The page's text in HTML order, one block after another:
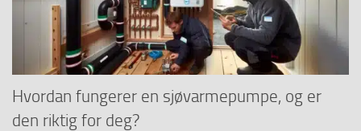
Hvordan fungerer en sjøvarmepumpe, og er
den riktig for deg?